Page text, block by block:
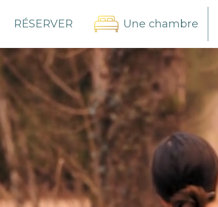
RÉSERVER Une chambre